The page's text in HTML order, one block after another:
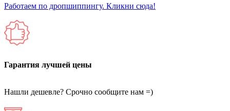
Работаем по дропшиппингу. Кликни сюда!
Гарантия лучшей цены
Нашли дешевле? Срочно сообщите нам =)